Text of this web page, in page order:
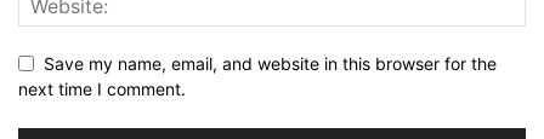
Save my name, email, and website in this browser for the
next time I comment.